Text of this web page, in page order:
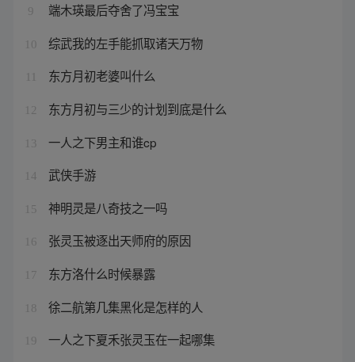
9 端木瑛最后夺舍了冯宝宝
10 综武我的左手能抓取诸天万物
东方月初老婆叫什么
12 东方月初与三少的计划到底是什么
13 一人之下男主和谁cp
14 武侠手游
15 神明灵是八奇技之一吗
16 张灵玉被逐出天师府的原因
17 东方洛什么时候暴露
18 徐二航第几集黑化是怎样的人
19 一人之下夏禾张灵玉在一起哪集